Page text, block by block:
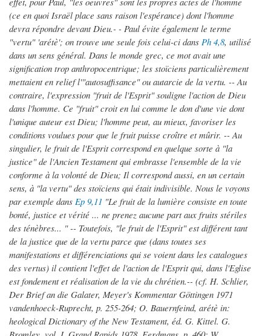
(ce en quoi Israël place sans raison l'espérance) dont l'homme
devra répondre devant Dieu.- - Paul évite également le terme
"vertu" 'arétè'; on trouve une seule fois celui-ci dans Ph 4,8, utilisé
dans un sens général. Dans le monde grec, ce mot avait une
signification trop anthropocentrique; les stoïciens particulièrement
mettaient en relief l'"autosuffisance" ou autarcie de la vertu. -- Au
contraire, l'expression "fruit de l'Esprit" souligne l'action de Dieu
dans l'homme. Ce "fruit" croit en lui comme le don d'une vie dont
l'unique auteur est Dieu; l'homme peut, au mieux, favoriser les
conditions voulues pour que le fruit puisse croître et mûrir. -- Au
singulier, le fruit de l'Esprit correspond en quelque sorte à "la
justice" de l'Ancien Testament qui embrasse l'ensemble de la vie
conforme à la volonté de Dieu; Il correspond aussi, en un certain
sens, à "la vertu" des stoïciens qui était indivisible. Nous le voyons
par exemple dans Ep 9,11 "Le fruit de la lumière consiste en toute
bonté, justice et vérité ... ne prenez aucune part aux fruits stériles
des ténèbres... " -- Toutefois, "le fruit de l'Esprit" est différent tant
de la justice que de la vertu parce que (dans toutes ses
manifestations et différenciations qui se voient dans les catalogues
des vertus) il contient l'effet de l'action de l'Esprit qui, dans l'Eglise
est fondement et réalisation de la vie du chrétien.-- (cf. H. Schlier,
Der Brief an die Galater, Meyer's Kommentar Göttingen 1971
vandenhoeck-Ruprecht, p. 255-264; O. Bauernfeind, arétè in:
heological Dictionary of the New Testament, éd. G. Kittel. G.